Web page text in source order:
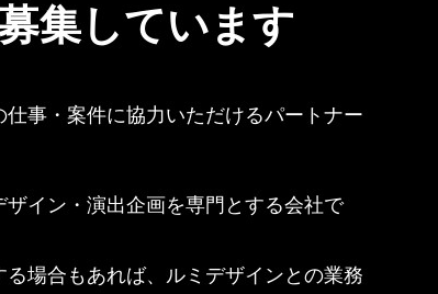
🕐登録は1分で完了／登録無料
集しています
事・案件に協力いただけるパートナー
イン・演出企画を専門とする会社で
場合もあれば、ルミデザインとの業務